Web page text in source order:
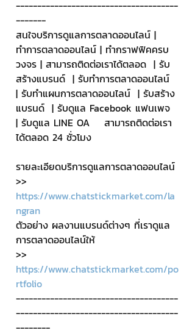
--------------------------------------
-------
สนใจบริการดูแลการตลาดออนไลน์ |
ทำการตลาดออนไลน์ | ทำกราฟฟิคครบ
วงจร | สามารถติดต่อเราได้ตลอด  | รับ
สร้างแบรนด์  | รับทำการตลาดออนไลน์
| รับทำแผนการตลาดออนไลน์  | รับสร้าง
แบรนด์  | รับดูแล Facebook แฟนเพจ
| รับดูแล LINE OA    สามารถติดต่อเรา
ได้ตลอด 24 ชั่วโมง
รายละเอียดบริการดูแลการตลาดออนไลน์
>>
https://www.chatstickmarket.com/la
ngran
ตัวอย่าง ผลงานแบรนด์ต่างๆ ที่เราดูแล
การตลาดออนไลน์ให้
>>
https://www.chatstickmarket.com/po
rtfolio
--------------------------------------
--------------------------------------
--------